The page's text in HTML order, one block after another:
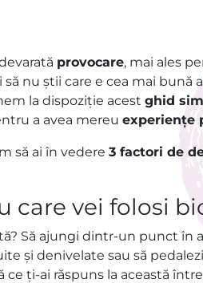
provocare, mai ales
nu știi care e cea mai bună
la dispoziție acestghid
a avea mereuexperiențe
să ai în vedere3 factori de
care vei folosi
Să ajungi dintr-un punct în
și denivelate sau să
ți-ai răspuns la această